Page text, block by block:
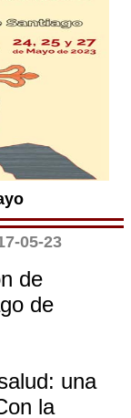
05-23
de
de
una
la